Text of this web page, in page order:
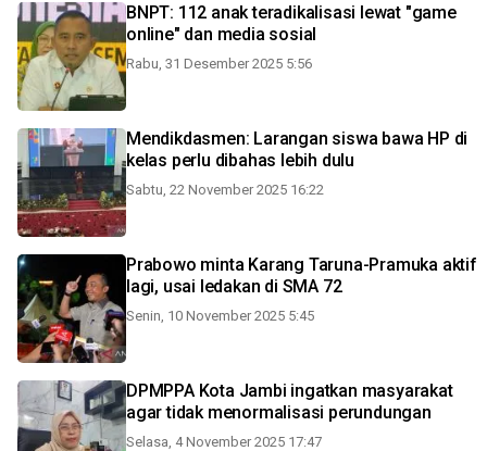
BNPT: 112 anak teradikalisasi lewat "game
online" dan media sosial
Rabu, 31 Desember 2025 5:56
Mendikdasmen: Larangan siswa bawa HP di
kelas perlu dibahas lebih dulu
Sabtu, 22 November 2025 16:22
Prabowo minta Karang Taruna-Pramuka aktif
lagi, usai ledakan di SMA 72
Senin, 10 November 2025 5:45
DPMPPA Kota Jambi ingatkan masyarakat
agar tidak menormalisasi perundungan
Selasa, 4 November 2025 17:47